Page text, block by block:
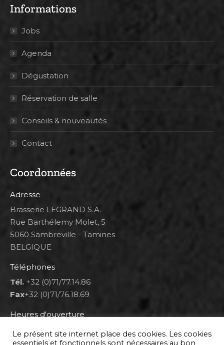
Informations
Jobs
Agenda
Dégustation
Réservation de salle
Conseils & nouveautés
Contact
Coordonnées
Adresse
Brasserie LEGRAND S.A.
Rue Barthélemy Molet, 5
5060 Sambreville - Tamines
BELGIQUE
Téléphones
Tél. +32 (0)71/77.14.86
Fax+32 (0)71/76.18.69
Heures d'ouverture
Lun 8h00-12h00 et 12h30-14h30
Mar au ven 8h00-12h00 et 12h30-17h00
Le présent site internet place des cookies. Les cookies
essentiels et fonctionnels sont nécessaires au bon